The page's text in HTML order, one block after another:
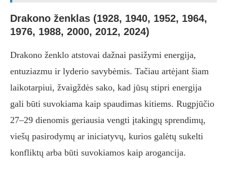
Drakono ženklas (1928, 1940, 1952, 1964,
1976, 1988, 2000, 2012, 2024)
Drakono ženklo atstovai dažnai pasižymi energija,
entuziazmu ir lyderio savybėmis. Tačiau artėjant šiam
laikotarpiui, žvaigždės sako, kad jūsų stipri energija
gali būti suvokiama kaip spaudimas kitiems. Rugpjūčio
27–29 dienomis geriausia vengti įtakingų sprendimų,
viešų pasirodymų ar iniciatyvų, kurios galėtų sukelti
konfliktų arba būti suvokiamos kaip arogancija.